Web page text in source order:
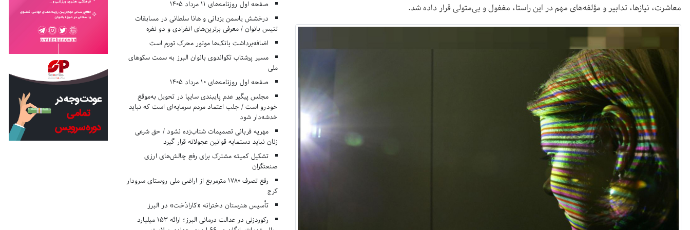
معاشرت، نیازها، تدابیر و مؤلفه‌های مهم در این راستا، مغفول و بی‌متولی قرار داده شد.
صفحه اول روزنامه‌های 11 مرداد 1405
درخشش یاسمن یزدانی و هانا سلطانی در مسابقات
تنیس بانوان / معرفی برترین‌های انفرادی و دو نفره
اضافه‌برداشت بانک‌ها موتور محرک تورم است
مسیر پرشتاب تکواندوی بانوان البرز به سمت سکوهای
ملی
صفحه اول روزنامه‌های 10 مرداد 1405
مجلس پیگیر عدم پایبندی سایپا در تحویل به‌موقع
خودرو است / جلب اعتماد مردم سرمایه‌ای است که نباید
خدشه‌دار شود
مهریه قربانی تصمیمات شتاب‌زده نشود / حق شرعی
زنان نباید دستمایه قوانین عجولانه قرار گیرد
تشکیل کمیته مشترک برای رفع چالش‌های ارزی
صنعتگران
رفع تصرف ۱۷۸۰ مترمربع از اراضی ملی روستای سرودار
کرج
تأسیس هنرستان دخترانه «کارادُخت» در البرز
رکوردزنی در عدالت درمانی البرز؛ ارائه ۱۵۳ میلیارد